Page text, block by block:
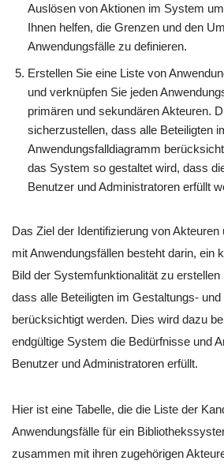
Auslösen von Aktionen im System
Ihnen helfen, die Grenzen und den
Anwendungsfälle zu definieren.
Erstellen Sie eine Liste von
und verknüpfen Sie jeden
primären und sekundären Akteuren.
sicherzustellen, dass alle Beteiligten
Anwendungsfalldiagramm
das System so gestaltet wird, dass
Benutzer und Administratoren erfüllt
Das Ziel der Identifizierung von Akteuren
mit Anwendungsfällen besteht darin, ein
Bild der Systemfunktionalität zu
dass alle Beteiligten im Gestaltungs-
berücksichtigt werden. Dies wird dazu
endgültige System die Bedürfnisse und
Benutzer und Administratoren erfüllt.
Hier ist eine Tabelle, die die Liste der
Anwendungsfälle für ein
zusammen mit ihren zugehörigen